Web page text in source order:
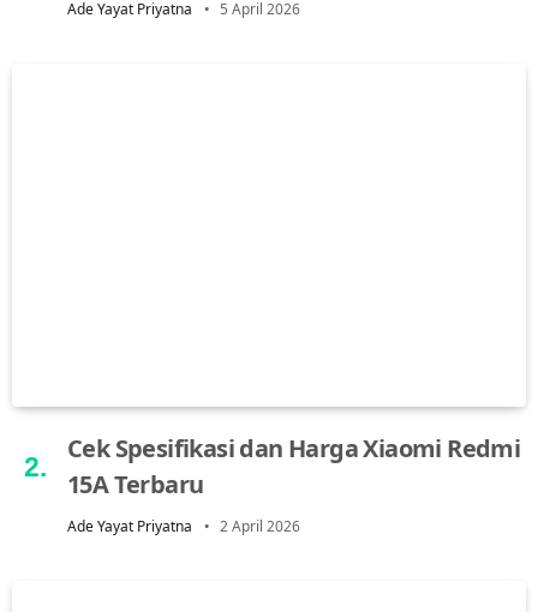
Ade Yayat Priyatna 5 April 2026
Cek Spesifikasi dan Harga Xiaomi Redmi
15A Terbaru
Ade Yayat Priyatna 2 April 2026